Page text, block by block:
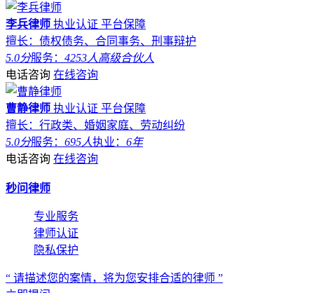
李兵律师 执业认证 平台保障
擅长：债权债务、合同事务、刑事辩护
5.0分服务： 4253人 高级合伙人
电话咨询 在线咨询
曹静律师 执业认证 平台保障
擅长：行政类、婚姻家庭、劳动纠纷
5.0分服务： 695人执业： 6年
电话咨询 在线咨询
秒问律师
专业服务
律师认证
隐私保护
“ 请描述您的案情，将为您安排合适的律师 ”